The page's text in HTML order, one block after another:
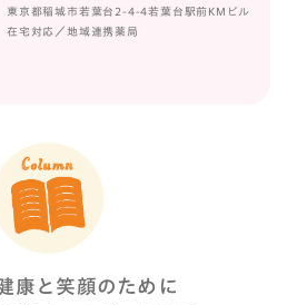
東京都稲城市若葉台2-4-4若葉台駅前KMビル
在宅対応／地域連携薬局
康と笑顔のために